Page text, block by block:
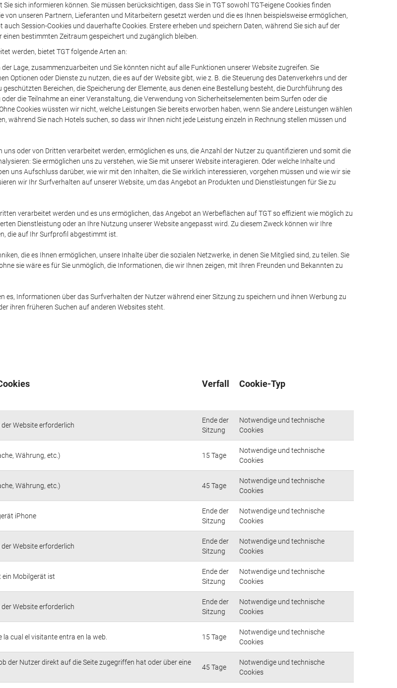
sich informieren können. Sie müssen berücksichtigen, dass Sie in TGT sowohl TGT-eigene Cookies finden
von unseren Partnern, Lieferanten und Mitarbeitern gesetzt werden und die es Ihnen beispielsweise ermöglichen,
Session-Cookies und dauerhafte Cookies. Erstere erheben und speichern Daten, während Sie sich auf der
bestimmten Zeitraum gespeichert und zugänglich bleiben.
werden, bietet TGT folgende Arten an:
Lage, zusammenzuarbeiten und Sie könnten nicht auf alle Funktionen unserer Website zugreifen. Sie
Optionen oder Dienste zu nutzen, die es auf der Website gibt, wie z. B. die Steuerung des Datenverkehrs und der
Bereichen, die Speicherung der Elemente, aus denen eine Bestellung besteht, die Durchführung des
die Teilnahme an einer Veranstaltung, die Verwendung von Sicherheitselementen beim Surfen oder die
Cookies wüssten wir nicht, welche Leistungen Sie bereits erworben haben, wenn Sie andere Leistungen wählen
während Sie nach Hotels suchen, so dass wir Ihnen nicht jede Leistung einzeln in Rechnung stellen müssen und
uns oder von Dritten verarbeitet werden, ermöglichen es uns, die Anzahl der Nutzer zu quantifizieren und somit die
Sie ermöglichen uns zu verstehen, wie Sie mit unserer Website interagieren. Oder welche Inhalte und
uns Aufschluss darüber, wie wir mit den Inhalten, die Sie wirklich interessieren, vorgehen müssen und wie wir sie
wir Ihr Surfverhalten auf unserer Website, um das Angebot an Produkten und Dienstleistungen für Sie zu
verarbeitet werden und es uns ermöglichen, das Angebot an Werbeflächen auf TGT so effizient wie möglich zu
Dienstleistung oder an Ihre Nutzung unserer Website angepasst wird. Zu diesem Zweck können wir Ihre
die auf Ihr Surfprofil abgestimmt ist.
die es Ihnen ermöglichen, unsere Inhalte über die sozialen Netzwerke, in denen Sie Mitglied sind, zu teilen. Sie
sie wäre es für Sie unmöglich, die Informationen, die wir Ihnen zeigen, mit Ihren Freunden und Bekannten zu
es, Informationen über das Surfverhalten der Nutzer während einer Sitzung zu speichern und ihnen Werbung zu
ihren früheren Suchen auf anderen Websites steht.
Verfall Cookie-Typ
Website erforderlich
Ende der
Sitzung
Notwendige und technische
Cookies
Währung, etc.) 15 Tage
Notwendige und technische
Cookies
Währung, etc.) 45 Tage
Notwendige und technische
Cookies
iPhone
Ende der
Sitzung
Notwendige und technische
Cookies
Website erforderlich
Ende der
Sitzung
Notwendige und technische
Cookies
ein Mobilgerät ist
Ende der
Sitzung
Notwendige und technische
Cookies
Website erforderlich
Ende der
Sitzung
Notwendige und technische
Cookies
cual el visitante entra en la web. 15 Tage
Notwendige und technische
Cookies
der Nutzer direkt auf die Seite zugegriffen hat oder über eine
45 Tage
Notwendige und technische
Cookies